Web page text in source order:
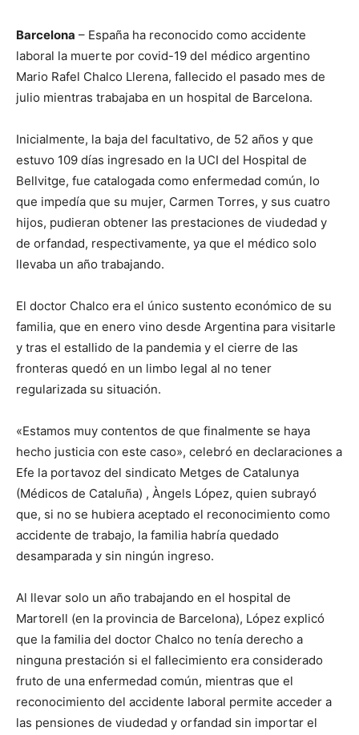
Barcelona – España ha reconocido como accidente
laboral la muerte por covid-19 del médico argentino
Mario Rafel Chalco Llerena, fallecido el pasado mes de
julio mientras trabajaba en un hospital de Barcelona.
Inicialmente, la baja del facultativo, de 52 años y que
estuvo 109 días ingresado en la UCI del Hospital de
Bellvitge, fue catalogada como enfermedad común, lo
que impedía que su mujer, Carmen Torres, y sus cuatro
hijos, pudieran obtener las prestaciones de viudedad y
de orfandad, respectivamente, ya que el médico solo
llevaba un año trabajando.
El doctor Chalco era el único sustento económico de su
familia, que en enero vino desde Argentina para visitarle
y tras el estallido de la pandemia y el cierre de las
fronteras quedó en un limbo legal al no tener
regularizada su situación.
«Estamos muy contentos de que finalmente se haya
hecho justicia con este caso», celebró en declaraciones a
Efe la portavoz del sindicato Metges de Catalunya
(Médicos de Cataluña) , Àngels López, quien subrayó
que, si no se hubiera aceptado el reconocimiento como
accidente de trabajo, la familia habría quedado
desamparada y sin ningún ingreso.
Al llevar solo un año trabajando en el hospital de
Martorell (en la provincia de Barcelona), López explicó
que la familia del doctor Chalco no tenía derecho a
ninguna prestación si el fallecimiento era considerado
fruto de una enfermedad común, mientras que el
reconocimiento del accidente laboral permite acceder a
las pensiones de viudedad y orfandad sin importar el